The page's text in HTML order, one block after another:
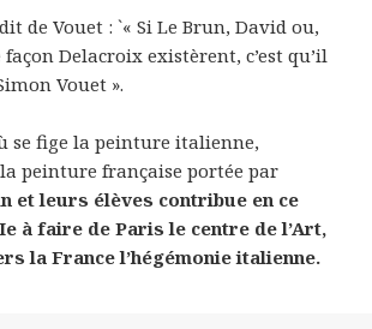
de Vouet : `« Si Le Brun, David ou,
façon Delacroix existèrent, c’est qu’il
Vouet ».
se fige la peinture italienne,
peinture française portée par
et leurs élèves contribue en ce
à faire de Paris le centre de l’Art,
la France l’hégémonie italienne.